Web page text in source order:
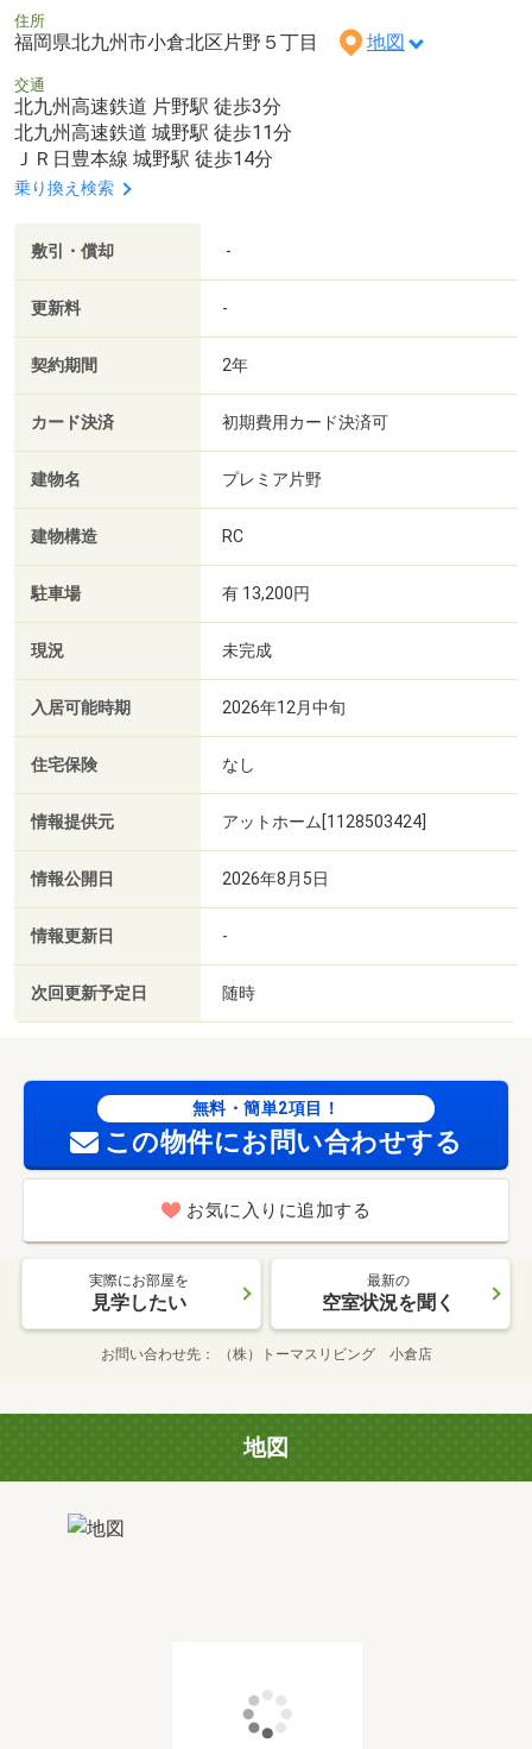
住所
福岡県北九州市小倉北区片野５丁目 地図
交通
北九州高速鉄道 片野駅 徒歩3分
北九州高速鉄道 城野駅 徒歩11分
ＪＲ日豊本線 城野駅 徒歩14分
乗り換え検索
敷引・償却 -
更新料 -
契約期間 2年
カード決済 初期費用カード決済可
建物名 プレミア片野
建物構造 RC
駐車場 有 13,200円
現況 未完成
入居可能時期 2026年12月中旬
住宅保険 なし
情報提供元 アットホーム[1128503424]
情報公開日 2026年8月5日
情報更新日 -
次回更新予定日 随時
無料・簡単2項目！
この物件にお問い合わせする
お気に入りに追加する
実際にお部屋を
見学したい
最新の
空室状況を聞く
お問い合わせ先 （株）トーマスリビング 小倉店
地図